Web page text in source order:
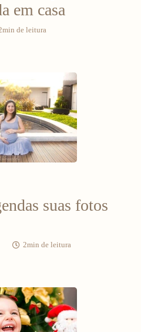
em casa
de leitura
suas fotos
2min de leitura